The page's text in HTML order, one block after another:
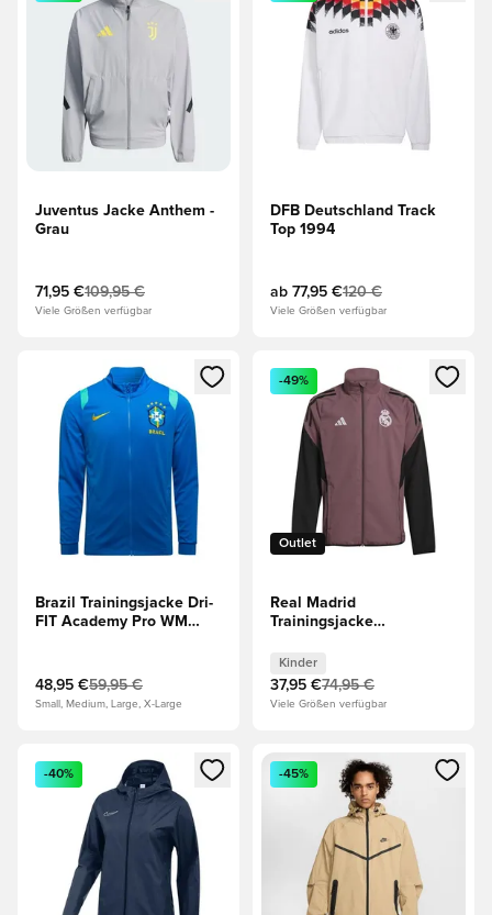
Juventus Jacke Anthem -
Grau
71,95 €109,95 €
Viele Größen verfügbar
DFB Deutschland Track
Top 1994
ab 77,95 €120 €
Viele Größen verfügbar
Öffnet ein neues Fenster zum Anmelden oder Registrieren
Brazil Trainingsjacke Dri-
FIT Academy Pro WM
48,95 €59,95 €
Small, Medium, Large, X-Large
Öffnet ein neues Fenster
Outlet
-49%
Real Madrid
Trainingsjacke
Lila/Schwarz Kinder
Kinder
37,95 €74,95 €
Viele Größen verfügbar
Öffnet ein neues Fenster zum Anmelden oder Registrieren
-40%
Öffnet ein neues Fenster
-45%